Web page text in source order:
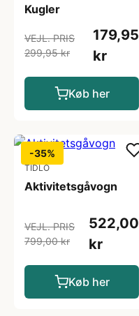
Kugler
VEJL. PRIS
299,95 kr
179,95
kr
Køb her
-35%
TIDLO
Aktivitetsgåvogn
VEJL. PRIS
799,00 kr
522,00
kr
Køb her